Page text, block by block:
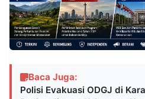
Baca Juga:
Polisi Evakuasi ODGJ di